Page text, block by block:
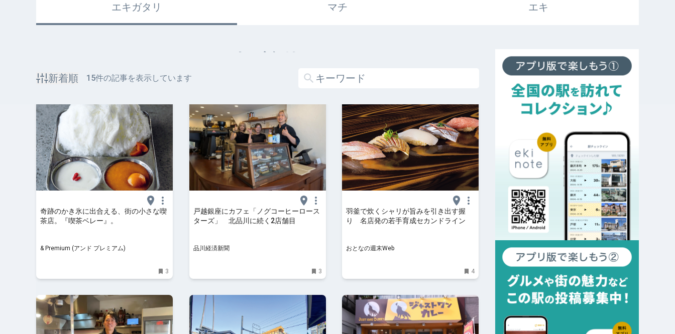
エキガタリ マチ エキ
エキガタリ
新着順 15件の記事を表示しています
奇跡のかき氷に出合える、街の小さな喫
茶店。『喫茶ベレー』。
& Premium (アンド プレミアム)
3
戸越銀座にカフェ「ノグコーヒーロース
ターズ」 北品川に続く2店舗目
品川経済新聞
3
羽釜で炊くシャリが旨みを引き出す握
り 名店発の若手育成セカンドライン
おとなの週末Web
4